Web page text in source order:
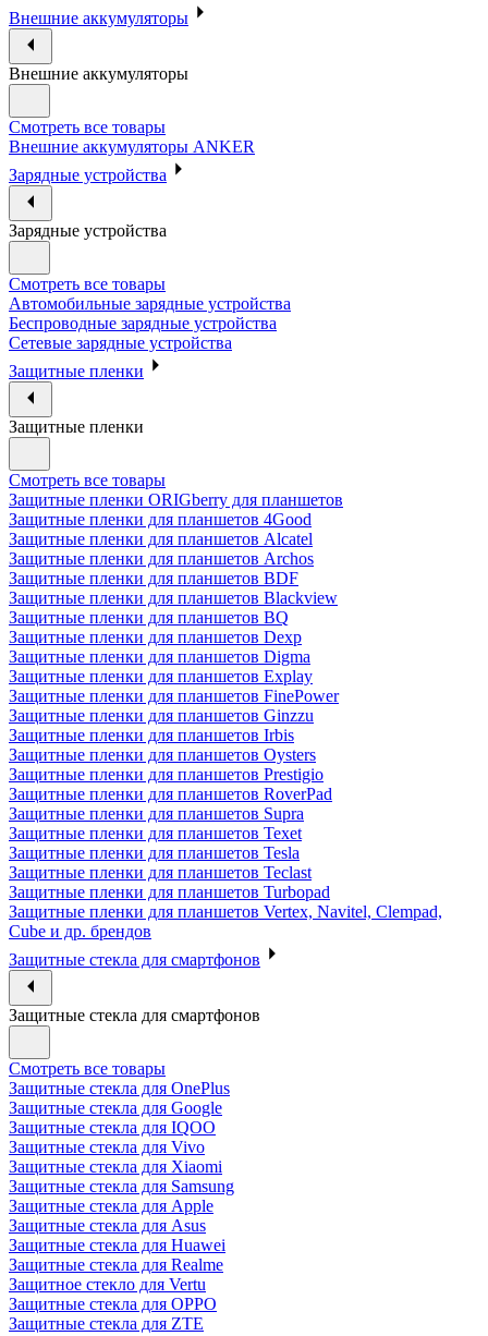
Внешние аккумуляторы
Внешние аккумуляторы
Смотреть все товары
Внешние аккумуляторы ANKER
Зарядные устройства
Зарядные устройства
Смотреть все товары
Автомобильные зарядные устройства
Беспроводные зарядные устройства
Сетевые зарядные устройства
Защитные пленки
Защитные пленки
Смотреть все товары
Защитные пленки ORIGberry для планшетов
Защитные пленки для планшетов 4Good
Защитные пленки для планшетов Alcatel
Защитные пленки для планшетов Archos
Защитные пленки для планшетов BDF
Защитные пленки для планшетов Blackview
Защитные пленки для планшетов BQ
Защитные пленки для планшетов Dexp
Защитные пленки для планшетов Digma
Защитные пленки для планшетов Explay
Защитные пленки для планшетов FinePower
Защитные пленки для планшетов Ginzzu
Защитные пленки для планшетов Irbis
Защитные пленки для планшетов Oysters
Защитные пленки для планшетов Prestigio
Защитные пленки для планшетов RoverPad
Защитные пленки для планшетов Supra
Защитные пленки для планшетов Texet
Защитные пленки для планшетов Tesla
Защитные пленки для планшетов Teclast
Защитные пленки для планшетов Turbopad
Защитные пленки для планшетов Vertex, Navitel, Clempad,
Cube и др. брендов
Защитные стекла для смартфонов
Защитные стекла для смартфонов
Смотреть все товары
Защитные стекла для OnePlus
Защитные стекла для Google
Защитные стекла для IQOO
Защитные стекла для Vivo
Защитные стекла для Xiaomi
Защитные стекла для Samsung
Защитные стекла для Apple
Защитные стекла для Asus
Защитные стекла для Huawei
Защитные стекла для Realme
Защитное стекло для Vertu
Защитные стекла для OPPO
Защитные стекла для ZTE